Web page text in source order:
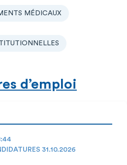
MÉDICAUX
d’emploi
31.10.2026